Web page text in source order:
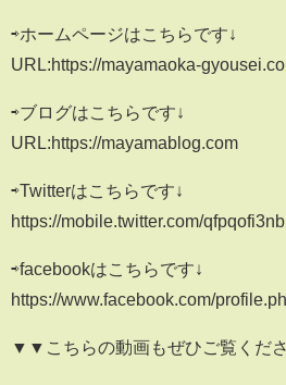
⇨ホームページはこちらです↓
URL:https://mayamaoka-
⇨ブログはこちらです↓
URL:https://mayamablog.com
⇨Twitterはこちらです↓
https://mobile.twitter.com/
⇨facebookはこちらです↓
https://www.facebook.com/
▼▼こちらの動画もぜひご覧くだ